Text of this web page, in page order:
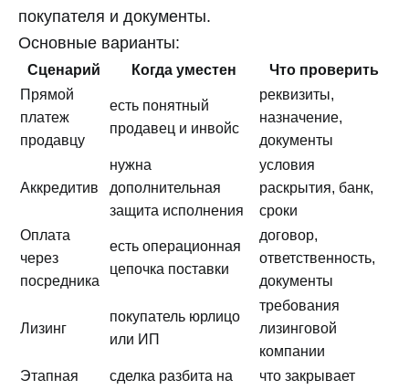
покупателя и документы.
Основные варианты:
Сценарий Когда уместен
Что проверить
Прямой
платеж
продавцу
есть понятный
продавец и инвойс
реквизиты,
назначение,
документы
Аккредитив
нужна
дополнительная
защита исполнения
условия
раскрытия, банк,
сроки
Оплата
через
посредника
есть операционная
цепочка поставки
договор,
ответственность,
документы
Лизинг
покупатель юрлицо
или ИП
требования
лизинговой
компании
Этапная
сделка разбита на
что закрывает